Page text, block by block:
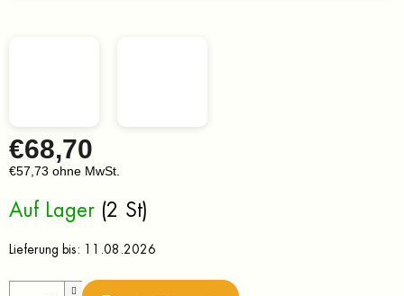
€68,70
€57,73 ohne MwSt.
Auf Lager (2 St)
Lieferung bis: 11.08.2026